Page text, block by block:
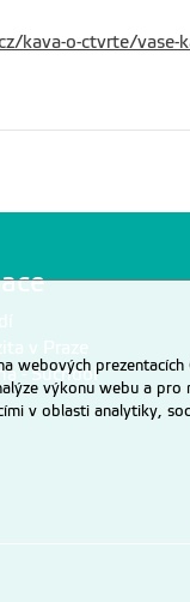
kava-o-ctvrte/vase-
v Praze
- Suchdol
webových
výkonu webu a
v oblasti analytiky,